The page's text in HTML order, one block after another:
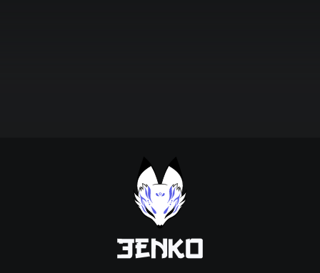
крутих нововведень
Підтримати проєкт